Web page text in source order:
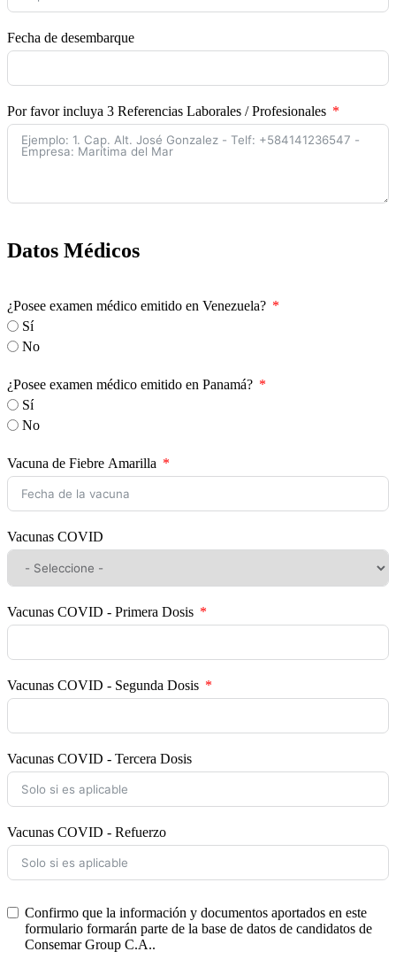
Fecha de desembarque
Por favor incluya 3 Referencias Laborales / Profesionales
Datos Médicos
¿Posee examen médico emitido en Venezuela?
Sí
No
¿Posee examen médico emitido en Panamá?
Sí
No
Vacuna de Fiebre Amarilla
Vacunas COVID
Vacunas COVID - Primera Dosis
Vacunas COVID - Segunda Dosis
Vacunas COVID - Tercera Dosis
Vacunas COVID - Refuerzo
Confirmo que la información y documentos aportados en este
formulario formarán parte de la base de datos de candidatos de
Consemar Group C.A..